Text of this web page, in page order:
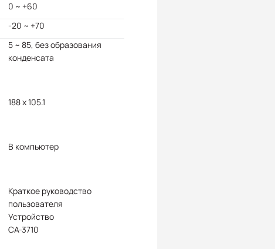
0 ~ +60
-20 ~ +70
5 ~ 85, без образования
конденсата
188 x 105.1
В компьютер
Краткое руководство
пользователя
Устройство
CA-3710